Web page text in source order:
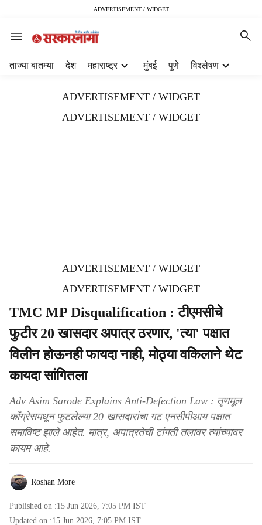
ADVERTISEMENT / WIDGET
ताज्या बातम्या देश महाराष्ट्र मुंबई पुणे विश्लेषण
ADVERTISEMENT / WIDGET
ADVERTISEMENT / WIDGET
ADVERTISEMENT / WIDGET
ADVERTISEMENT / WIDGET
TMC MP Disqualification : टीएमसीचे
फुटीर 20 खासदार अपात्र ठरणार, 'त्या' पक्षात
विलीन होऊनही फायदा नाही, मोठ्या वकिलाने थेट
कायदा सांगितला
Adv Asim Sarode Explains Anti-Defection Law : तृणमूल
काँग्रेसमधून फुटलेल्या 20 खासदारांचा गट एनसीपीआय पक्षात
समाविष्ट झाले आहेत. मात्र, अपात्रतेची टांगती तलावर त्यांच्यावर
कायम आहे.
Roshan More
Published on :15 Jun 2026, 7:05 PM IST
Updated on :15 Jun 2026, 7:05 PM IST